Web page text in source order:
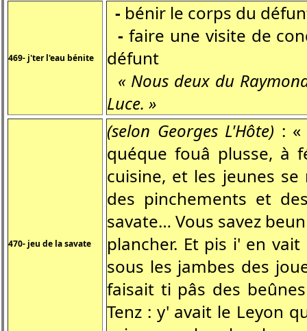
469- j'ter l'eau bénite
- bénir le corps du
- faire une visite de
défunt
« Nous deux du
Luce. »
470- jeu de la savate
(selon Georges L'Hôte) :
quéque fouâ plusse, à
cuisine, et les jeunes
des pinchements et
savate… Vous savez
plancher. Et pis i' en
sous les jambes des
faisait ti pâs des
Tenz : y' avait le Leyon